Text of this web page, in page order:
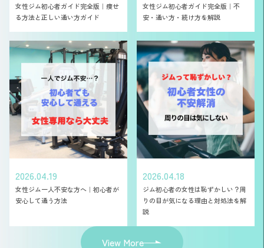
女性ジム初心者ガイド完全版｜痩せ
る方法と正しい通い方ガイド
女性ジム初心者ガイド完全版｜不
安・通い方・続け方を解説
2026.04.19
女性ジム一人不安な方へ｜初心者が
安心して通う方法
2026.04.18
ジム初心者の女性は恥ずかしい？周
りの目が気になる理由と対処法を解
説
View More